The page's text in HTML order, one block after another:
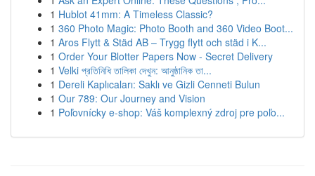
1 Hublot 41mm: A Timeless Classic?
1 360 Photo Magic: Photo Booth and 360 Video Boot...
1 Aros Flytt & Städ AB – Trygg flytt och städ i K...
1 Order Your Blotter Papers Now - Secret Delivery
1 Velki প্রতিনিধি তালিকা দেখুন: আনুষ্ঠানিক তা...
1 Dereli Kaplıcaları: Saklı ve Gizli Cenneti Bulun
1 Our 789: Our Journey and Vision
1 Poľovnícky e-shop: Váš komplexný zdroj pre poľo...